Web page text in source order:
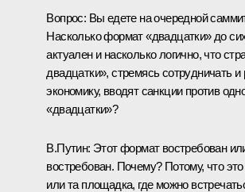
Вопрос: Вы едете на очередной
Насколько формат «двадцатки» до
актуален и насколько логично, что
двадцатки», стремясь сотрудничать
экономику, вводят санкции против
«двадцатки»?
В.Путин: Этот формат востребован
востребован. Почему? Потому, что
или та площадка, где можно